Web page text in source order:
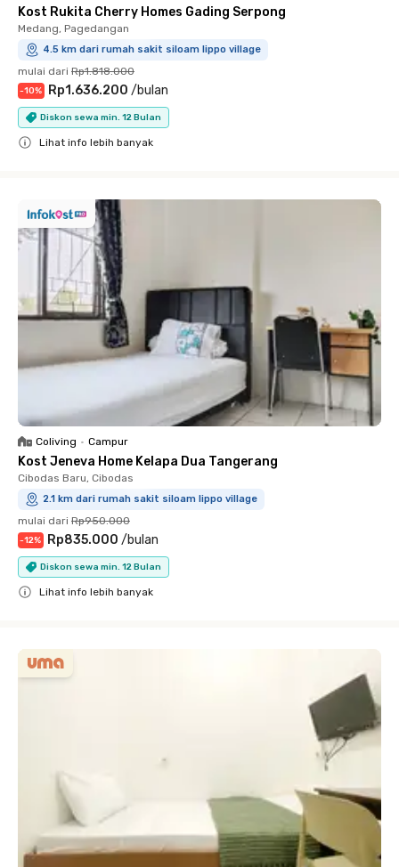
Kost Rukita Cherry Homes Gading Serpong
Medang, Pagedangan
4.5 km dari rumah sakit siloam lippo village
mulai dari Rp1.818.000
-10% Rp1.636.200 /bulan
Diskon sewa min. 12 Bulan
Lihat info lebih banyak
Coliving • Campur
Kost Jeneva Home Kelapa Dua Tangerang
Cibodas Baru, Cibodas
2.1 km dari rumah sakit siloam lippo village
mulai dari Rp950.000
-12% Rp835.000 /bulan
Diskon sewa min. 12 Bulan
Lihat info lebih banyak